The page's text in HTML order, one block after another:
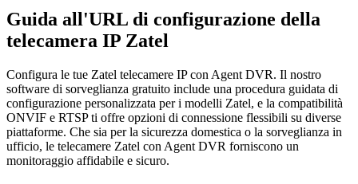
Guida all'URL di configurazione della
telecamera IP Zatel
Configura le tue Zatel telecamere IP con Agent DVR. Il nostro
software di sorveglianza gratuito include una procedura guidata di
configurazione personalizzata per i modelli Zatel, e la compatibilità
ONVIF e RTSP ti offre opzioni di connessione flessibili su diverse
piattaforme. Che sia per la sicurezza domestica o la sorveglianza in
ufficio, le telecamere Zatel con Agent DVR forniscono un
monitoraggio affidabile e sicuro.